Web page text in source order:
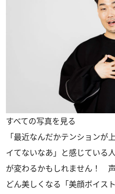
すべての写真を見る
「最近なんだかテンションが
イてないなあ」と感じている
が変わるかもしれません！
どん美しくなる「美顔ボイス